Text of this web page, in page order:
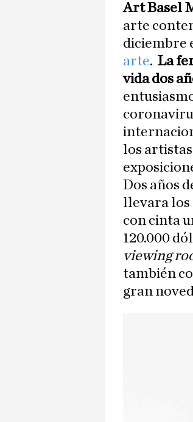
Art Basel
arte
diciembre
arte. La
vida dos
los
Dos años
llevara los
con cinta
120.000
viewing
también
gran